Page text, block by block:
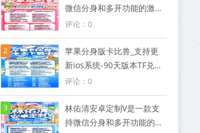
微信分身和多开功能的激活
码软件
评论：0
2
苹果分身版卡比兽_支持更
新ios系统-90天版本TF兑换
模式微信
评论：0
3
林佑清安卓定制V是一款支
持微信分身和多开功能的激